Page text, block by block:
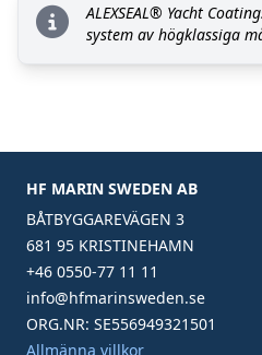
ALEXSEAL® Yacht
system av högklassiga
HF MARIN SWEDEN AB
BÅTBYGGAREVÄGEN 3
681 95 KRISTINEHAMN
+46 0550-77 11 11
info@hfmarinsweden.se
ORG.NR: SE556949321501
Allmänna villkor